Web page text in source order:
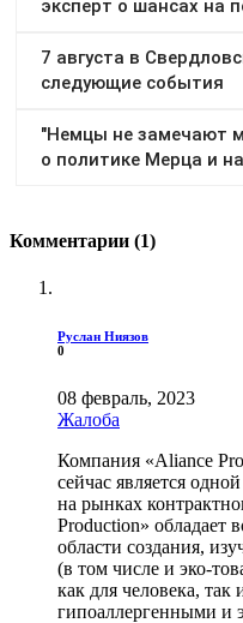
Комментарии (1)
Руслан Ниязов
0
08 февраль, 2023
Жалоба
Компания «Aliance
сейчас является
на рынках
Production»
области создания,
(в том числе и эко-
как для человека,
гипоаллергенными и